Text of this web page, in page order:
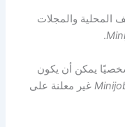
المحلية والمجلات
.
يمكن أن يكون
غير معلنة على